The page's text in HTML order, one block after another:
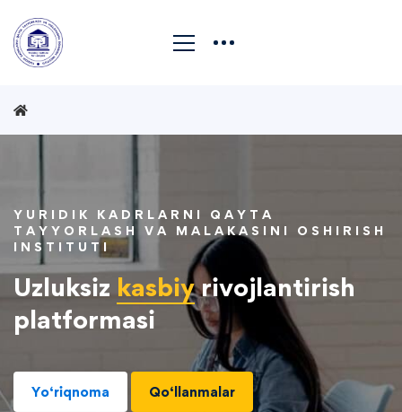
YURIDIK KADRLARNI QAYTA
TAYYORLASH VA MALAKASINI OSHIRISH
INSTITUTI
Uzluksiz kasbiyrivojlantirish
platformasi
Yo‘riqnoma Qo‘llanmalar